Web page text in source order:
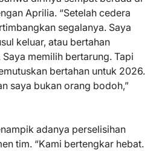
Aprilia. “Setelah cedera
segalanya. Saya
keluar, atau bertahan
memilih bertarung. Tapi
bertahan untuk 2026.
saya bukan orang bodoh,”
adanya perselisihan
tim. “Kami bertengkar hebat.